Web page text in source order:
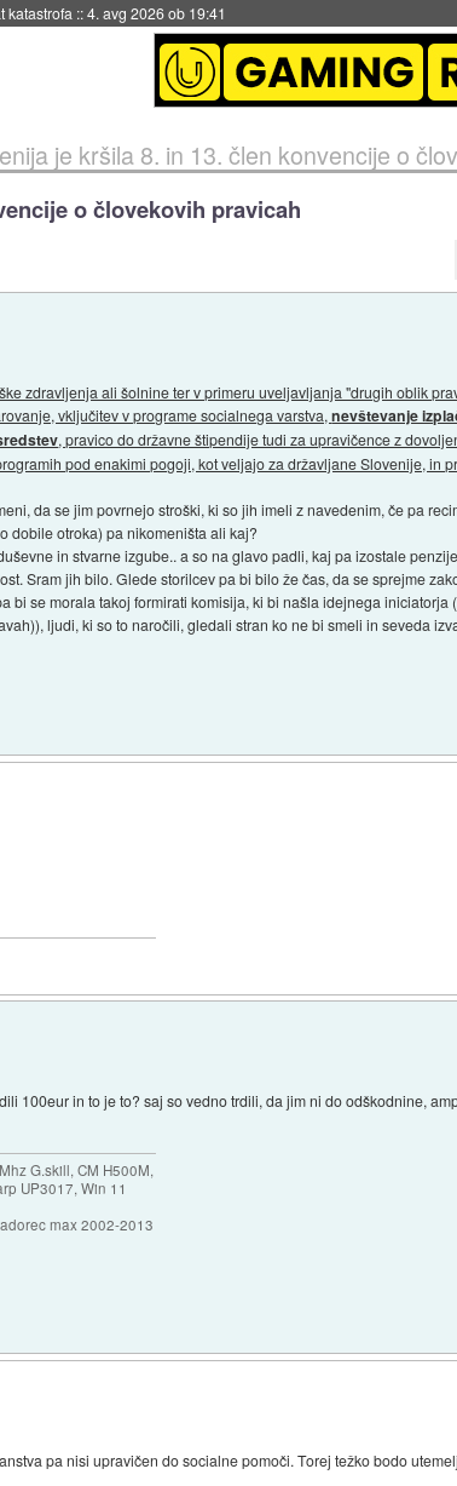
::4. avg 2026 ob 19:41
je kršila 8. in 13. člen konvencije o
o človekovih pravicah
zdravljenja ali šolnine ter v primeru uveljavljanja "drugih oblik
vključitev v programe socialnega varstva,nevštevanje
, pravico do državne štipendije tudi za upravičence z
pod enakimi pogoji, kot veljajo za državljane Slovenije, in
da se jim povrnejo stroški, ki so jih imeli z navedenim, če pa
dobile otroka) pa nikomeništa ali kaj?
in stvarne izgube.. a so na glavo padli, kaj pa izostale
Sram jih bilo. Glede storilcev pa bi bilo že čas, da se sprejme
bi se morala takoj formirati komisija, ki bi našla idejnega iniciatorja
ljudi, ki so to naročili, gledali stran ko ne bi smeli in seveda
100eur in to je to? saj so vedno trdili, da jim ni do odškodnine,
G.skill, CM H500M,
UP3017, Win 11
max 2002-2013
pa nisi upravičen do socialne pomoči. Torej težko bodo